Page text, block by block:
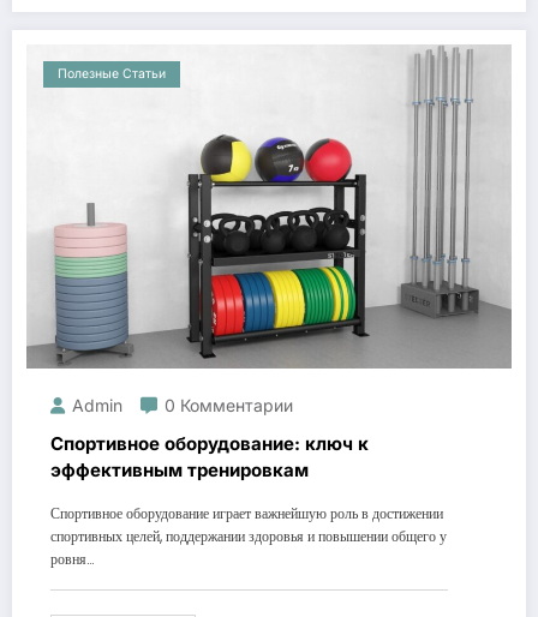
Полезные Статьи
Admin 0 Комментарии
Спортивное оборудование: ключ к
эффективным тренировкам
Спортивное оборудование играет важнейшую роль в достижении
спортивных целей, поддержании здоровья и повышении общего у
ровня…